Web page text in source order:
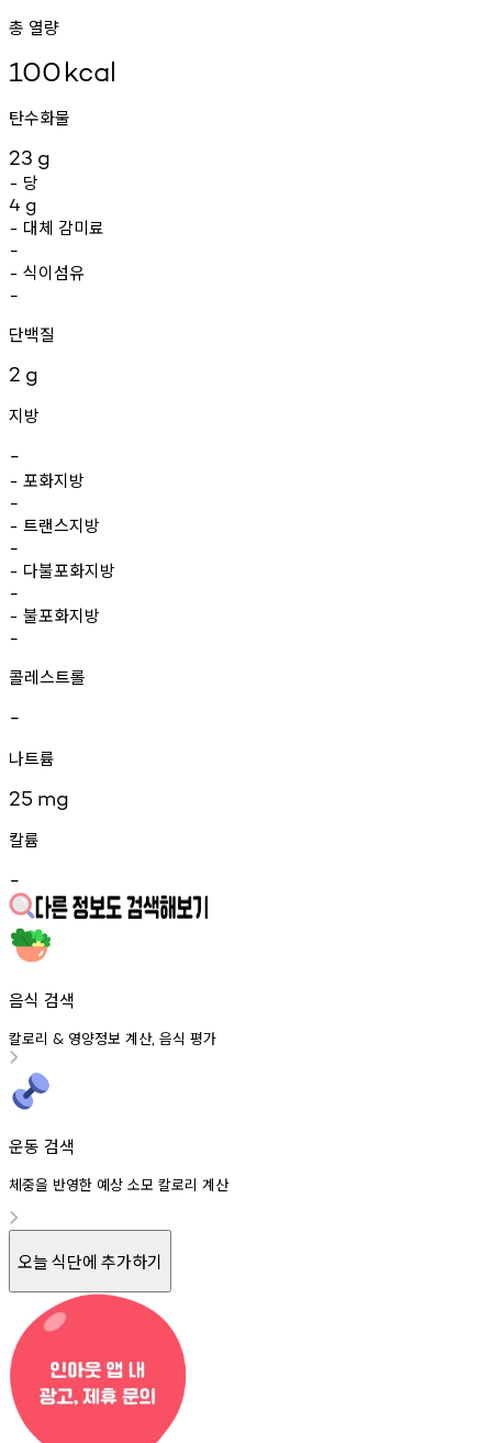
총 열량
100kcal
탄수화물
23 g
- 당
4 g
- 대체 감미료
-
- 식이섬유
-
단백질
2 g
지방
-
- 포화지방
-
- 트랜스지방
-
- 다불포화지방
-
- 불포화지방
-
콜레스트롤
-
나트륨
25 mg
칼륨
-
음식 검색
칼로리 & 영양정보 계산, 음식 평가
운동 검색
체중을 반영한 예상 소모 칼로리 계산
오늘 식단에 추가하기